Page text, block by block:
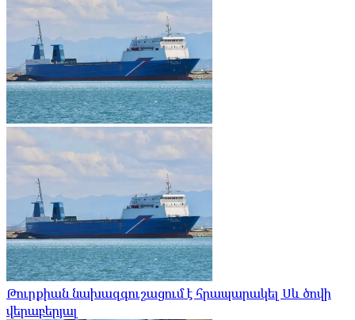
Թուրքիան նախազգուշացում է հրապարակել Սև ծովի
վերաբերյալ